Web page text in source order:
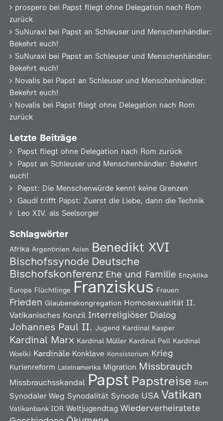
prospero bei Papst fliegt ohne Delegation nach Rom
zurück
SuNuraxi bei Papst an Schleuser und Menschenhändler:
Bekehrt euch!
SuNuraxi bei Papst an Schleuser und Menschenhändler:
Bekehrt euch!
Novalis bei Papst an Schleuser und Menschenhändler:
Bekehrt euch!
Novalis bei Papst fliegt ohne Delegation nach Rom
zurück
Letzte Beiträge
Papst fliegt ohne Delegation nach Rom zurück
Papst an Schleuser und Menschenhändler: Bekehrt
euch!
Papst: Die Menschenwürde kennt keine Grenzen
Gaudí trifft Papst: Zuerst die Liebe, dann die Technik
Leo XIV. als Seelsorger
Schlagwörter
Afrika Argentinien Asien Benedikt XVI
Bischofssynode Deutsche
Bischofskonferenz Ehe und Familie Enzyklika
Europa Flüchtlinge Franziskus Frauen
Frieden Glaubenskongregation Homosexualität II.
Vatikanisches Konzil Interreligiöser Dialog
Johannes Paul II. Jugend Kardinal Kasper
Kardinal Marx Kardinal Müller Kardinal Pell Kardinal
Woelki Kardinäle Konklave Konsistorium Krieg
Kurienreform Lateinamerika Migration Missbrauch
Missbrauchsskandal Papst Papstreise Rom
Synodaler Weg Synodalität Synode USA Vatikan
Vatikanbank IOR Weltjugendtag Wiederverheiratete